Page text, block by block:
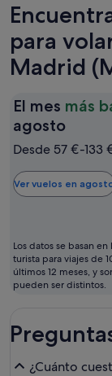
para
Madrid
El mes más
agostoEl
mes
para
suele
ser
Desde 57 €-133
Ver vuelos en
Los datos se basan
turista para viajes de
últimos 12 meses, y
pueden ser distintos.
¿Cuánto